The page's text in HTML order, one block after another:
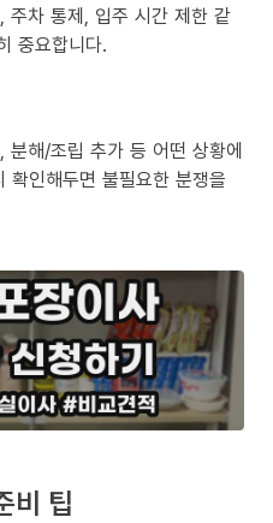
주차 통제, 입주 시간 제한 같
중요합니다.
해/조립 추가 등 어떤 상황에
확인해두면 불필요한 분쟁을
비 팁